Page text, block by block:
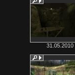
31.05.2010